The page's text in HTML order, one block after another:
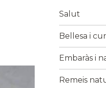
Salut
Bellesa i
Embaràs i
Remeis